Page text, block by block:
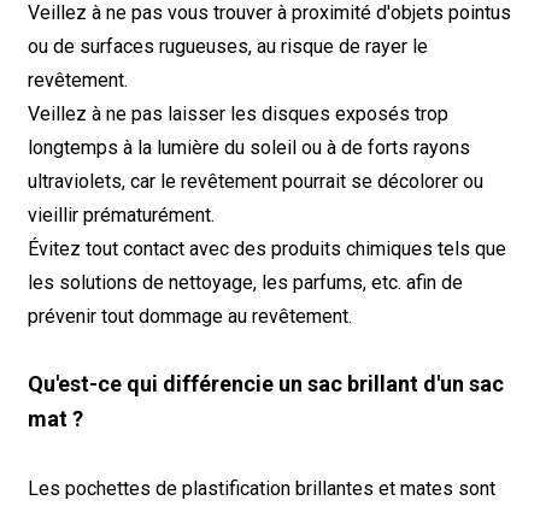
Veillez à ne pas vous trouver à proximité d'objets pointus
ou de surfaces rugueuses, au risque de rayer le
revêtement.
Veillez à ne pas laisser les disques exposés trop
longtemps à la lumière du soleil ou à de forts rayons
ultraviolets, car le revêtement pourrait se décolorer ou
vieillir prématurément.
Évitez tout contact avec des produits chimiques tels que
les solutions de nettoyage, les parfums, etc. afin de
prévenir tout dommage au revêtement.
Qu'est-ce qui différencie un sac brillant d'un sac
mat ?
Les pochettes de plastification brillantes et mates sont